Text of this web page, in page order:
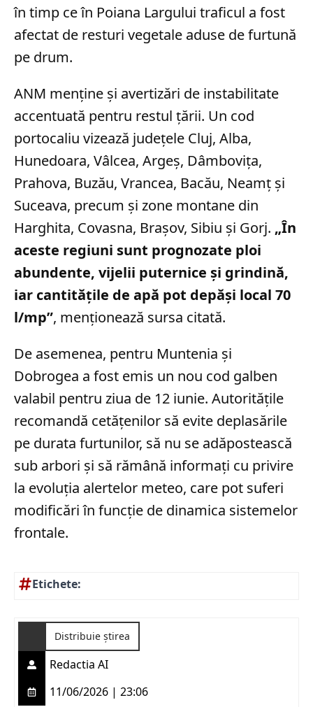
în timp ce în Poiana Largului traficul a fost
afectat de resturi vegetale aduse de furtună
pe drum.
ANM menține și avertizări de instabilitate
accentuată pentru restul țării. Un cod
portocaliu vizează județele Cluj, Alba,
Hunedoara, Vâlcea, Argeș, Dâmbovița,
Prahova, Buzău, Vrancea, Bacău, Neamț și
Suceava, precum și zone montane din
Harghita, Covasna, Brașov, Sibiu și Gorj. „În
aceste regiuni sunt prognozate ploi
abundente, vijelii puternice și grindină,
iar cantitățile de apă pot depăși local 70
l/mp”, menționează sursa citată.
De asemenea, pentru Muntenia și
Dobrogea a fost emis un nou cod galben
valabil pentru ziua de 12 iunie. Autoritățile
recomandă cetățenilor să evite deplasările
pe durata furtunilor, să nu se adăpostească
sub arbori și să rămână informați cu privire
la evoluția alertelor meteo, care pot suferi
modificări în funcție de dinamica sistemelor
frontale.
Etichete:
Distribuie știrea
Redactia AI
11/06/2026 | 23:06